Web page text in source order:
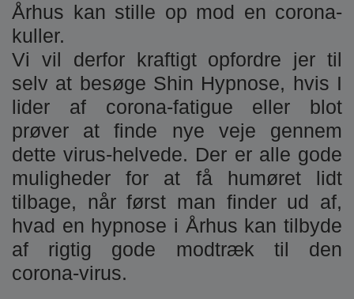
Århus kan stille op mod en corona-
kuller.
Vi vil derfor kraftigt opfordre jer til
selv at besøge Shin Hypnose, hvis I
lider af corona-fatigue eller blot
prøver at finde nye veje gennem
dette virus-helvede. Der er alle gode
muligheder for at få humøret lidt
tilbage, når først man finder ud af,
hvad en hypnose i Århus kan tilbyde
af rigtig gode modtræk til den
corona-virus.